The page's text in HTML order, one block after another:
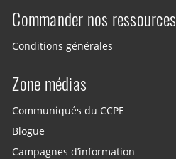
Commander nos ressources
Conditions générales
Zone médias
Communiqués du CCPE
Blogue
Campagnes d’information